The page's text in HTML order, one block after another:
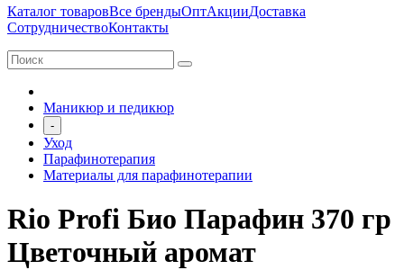
Каталог товаровВсе брендыОптАкцииДоставка
СотрудничествоКонтакты
Маникюр и педикюр
-
Уход
Парафинотерапия
Материалы для парафинотерапии
Rio Profi Био Парафин 370 гр
Цветочный аромат